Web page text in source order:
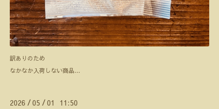
訳ありのため
なかなか入荷しない商品…
2026 /05 /01 11:50